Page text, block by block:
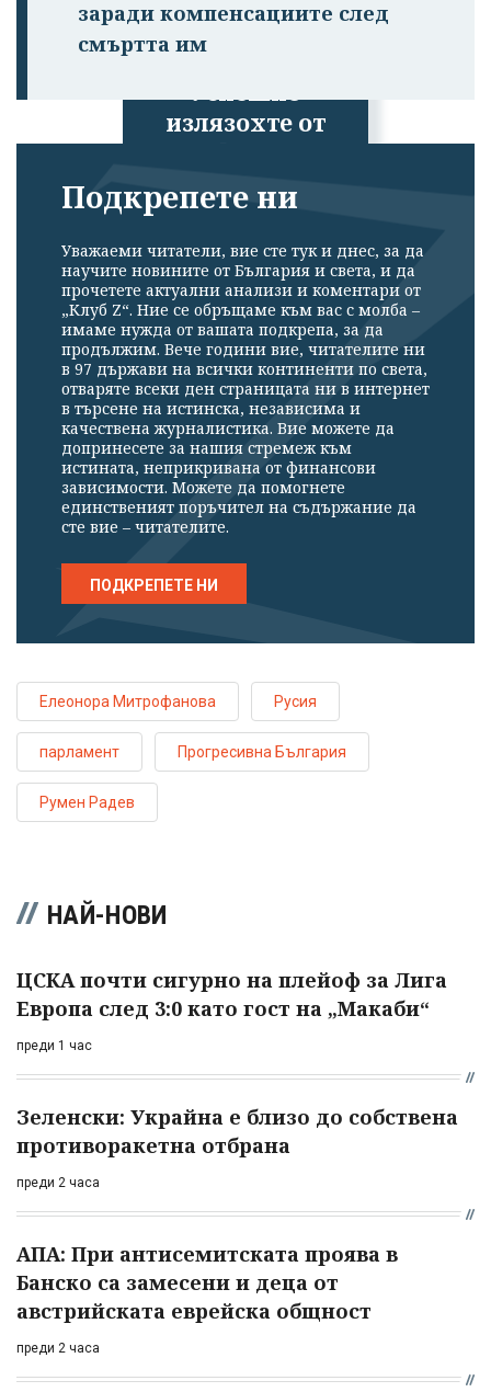
излязохте от
заради компенсациите след
смъртта им
Подкрепете ни
Уважаеми читатели, вие сте тук и днес, за да
научите новините от България и света, и да
прочетете актуални анализи и коментари от
„Клуб Z“. Ние се обръщаме към вас с молба –
имаме нужда от вашата подкрепа, за да
продължим. Вече години вие, читателите ни
в 97 държави на всички континенти по света,
отваряте всеки ден страницата ни в интернет
в търсене на истинска, независима и
качествена журналистика. Вие можете да
допринесете за нашия стремеж към
истината, неприкривана от финансови
зависимости. Можете да помогнете
единственият поръчител на съдържание да
сте вие – читателите.
ПОДКРЕПЕТЕ НИ
Елеонора Митрофанова Русия
парламент Прогресивна България
Румен Радев
НАЙ-НОВИ
ЦСКА почти сигурно на плейоф за Лига
Европа след 3:0 като гост на „Макаби“
преди 1 час
Зеленски: Украйна е близо до собствена
противоракетна отбрана
преди 2 часа
АПА: При антисемитската проява в
Банско са замесени и деца от
австрийската еврейска общност
преди 2 часа